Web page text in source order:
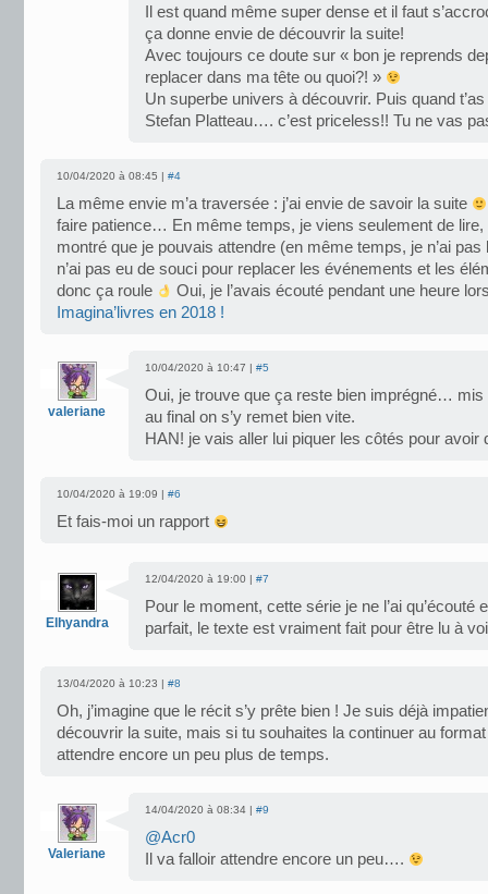
Il est quand même super dense et il faut
ça donne envie de découvrir la suite!
Avec toujours ce doute sur « bon je reprends
replacer dans ma tête ou quoi?! »
Un superbe univers à découvrir. Puis quand t’as
Stefan Platteau…. c’est priceless!! Tu ne vas
10/04/2020 à 08:45 | #4
La même envie m’a traversée : j’ai envie de savoir la suite
faire patience… En même temps, je viens seulement de lire,
montré que je pouvais attendre (en même temps, je n’ai
n’ai pas eu de souci pour replacer les événements et les
donc ça roule
Oui, je l’avais écouté pendant une heure
Imagina’livres en 2018 !
valeriane
10/04/2020 à 10:47 | #5
Oui, je trouve que ça reste bien imprégné…
au final on s’y remet bien vite.
HAN! je vais aller lui piquer les côtés pour
10/04/2020 à 19:09 | #6
Et fais-moi un rapport
Elhyandra
12/04/2020 à 19:00 | #7
Pour le moment, cette série je ne l’ai qu’écouté
parfait, le texte est vraiment fait pour être lu à
13/04/2020 à 10:23 | #8
Oh, j’imagine que le récit s’y prête bien ! Je suis déjà
découvrir la suite, mais si tu souhaites la continuer au
attendre encore un peu plus de temps.
Valeriane
14/04/2020 à 08:34 | #9
@Acr0
Il va falloir attendre encore un peu….